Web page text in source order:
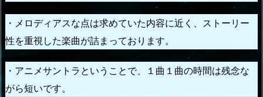
・メロディアスな点は求めていた内容に近く、ストーリー
性を重視した楽曲が詰まっております。
・アニメサントラということで、１曲１曲の時間は残念な
がら短いです。